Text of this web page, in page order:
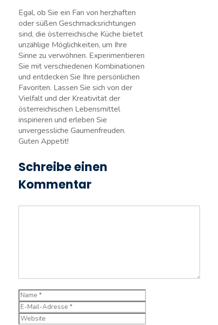
Egal, ob Sie ein Fan von herzhaften
oder süßen Geschmacksrichtungen
sind, die österreichische Küche bietet
unzählige⁤ Möglichkeiten, um Ihre⁤
Sinne zu verwöhnen. Experimentieren‌
Sie mit verschiedenen Kombinationen
und entdecken Sie Ihre‌ persönlichen
Favoriten. Lassen Sie sich von der
Vielfalt ‌und der ‌Kreativität der
österreichischen Lebensmittel⁣
inspirieren und erleben Sie
unvergessliche​ Gaumenfreuden.
Guten ​Appetit! ⁤
Schreibe einen
Kommentar
Name
E-
Mail-
Website